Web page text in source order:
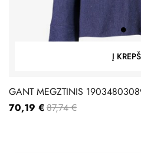
Į
GANT MEGZTINIS
70,19 € 87,74 €